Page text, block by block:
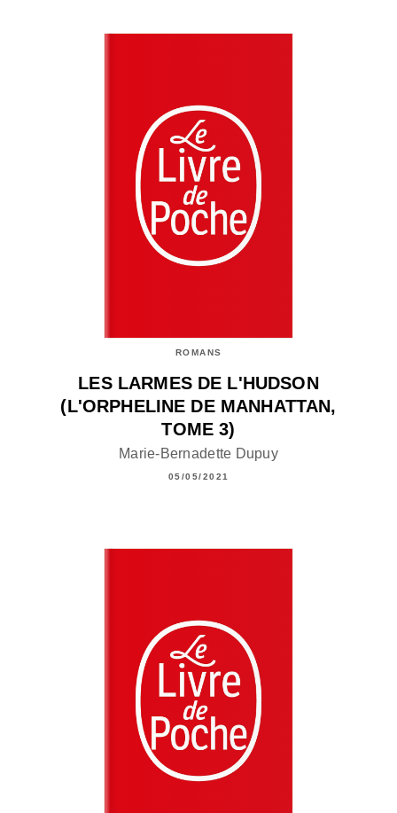
ROMANS
LES LARMES DE L'HUDSON
(L'ORPHELINE DE MANHATTAN,
TOME 3)
Marie-Bernadette Dupuy
05/05/2021